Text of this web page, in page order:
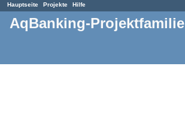
Hauptseite Projekte Hilfe
AqBanking-Projektfamilie